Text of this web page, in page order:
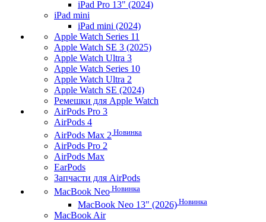
iPad Pro 13" (2024)
iPad mini
iPad mini (2024)
Apple Watch Series 11
Apple Watch SE 3 (2025)
Apple Watch Ultra 3
Apple Watch Series 10
Apple Watch Ultra 2
Apple Watch SE (2024)
Ремешки для Apple Watch
AirPods Pro 3
AirPods 4
AirPods Max 2 Новинка
AirPods Pro 2
AirPods Max
EarPods
Запчасти для AirPods
MacBook Neo Новинка
MacBook Neo 13" (2026) Новинка
MacBook Air